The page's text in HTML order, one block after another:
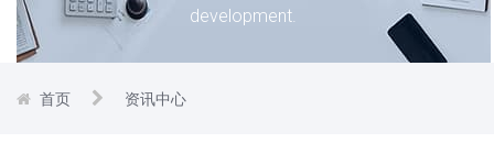
development.
首页 资讯中心